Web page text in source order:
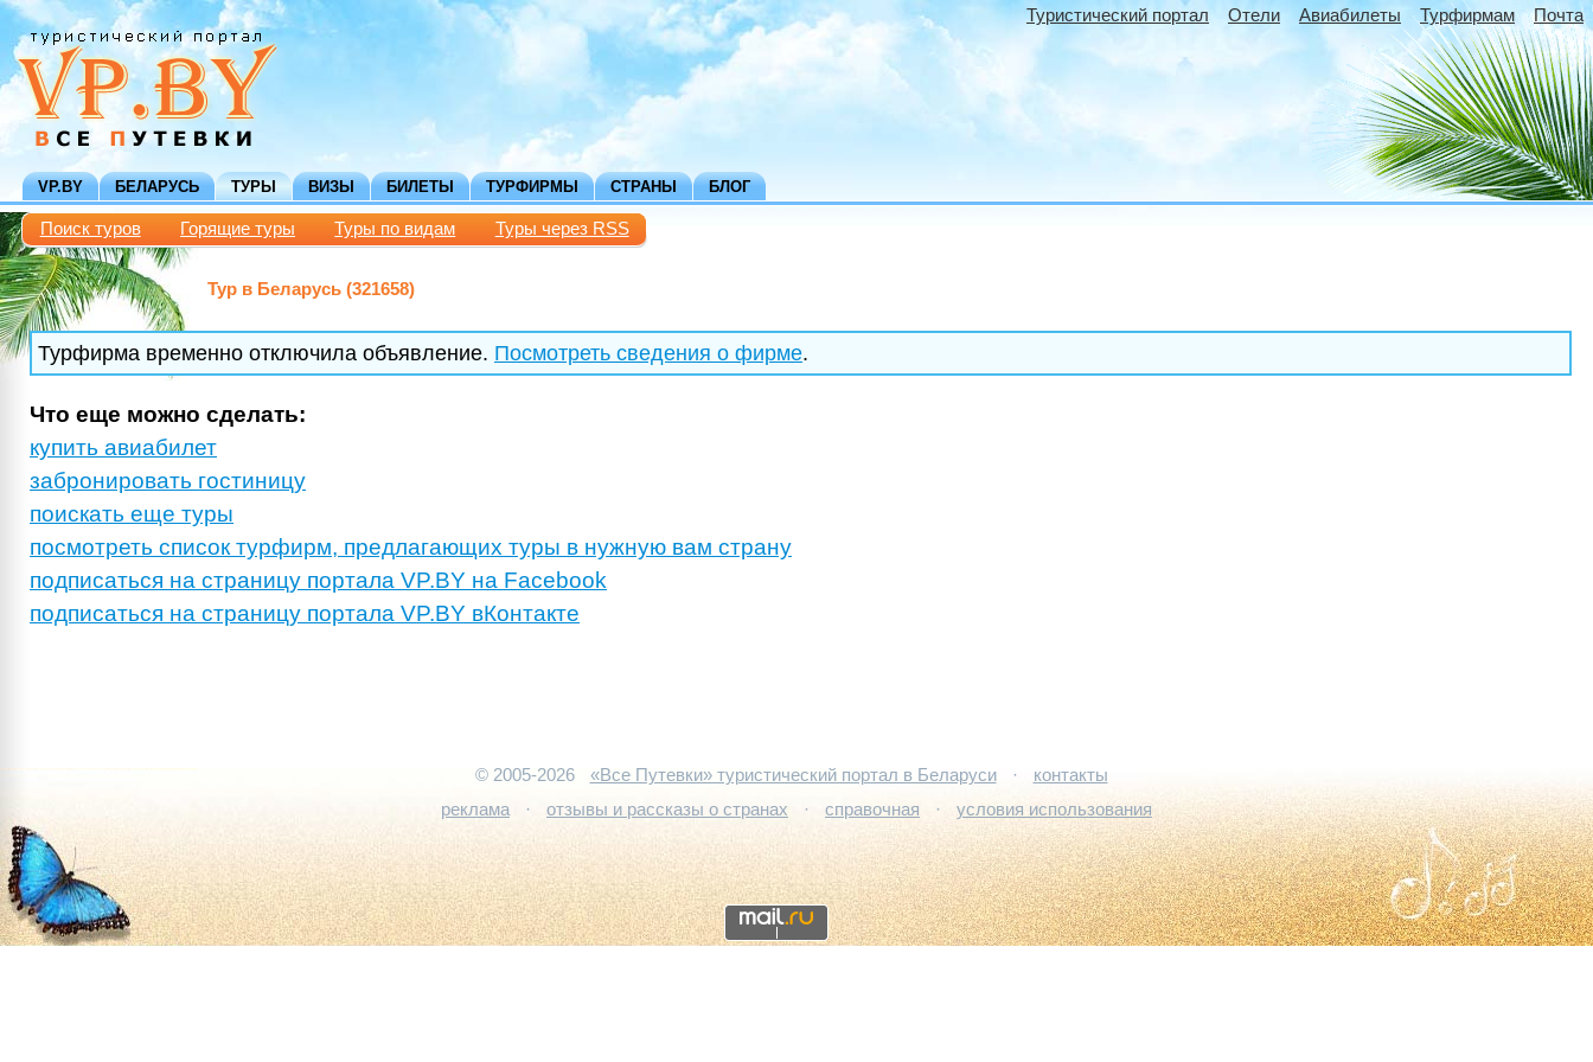
Туристический портал Отели Авиабилеты Турфирмам Почта
VP.BY БЕЛАРУСЬ ТУРЫ ВИЗЫ БИЛЕТЫ ТУРФИРМЫ СТРАНЫ БЛОГ
Поиск туров Горящие туры Туры по видам Туры через RSS
Тур в Беларусь (321658)
Турфирма временно отключила объявление. Посмотреть сведения о фирме.
Что еще можно сделать:
купить авиабилет
забронировать гостиницу
поискать еще туры
посмотреть список турфирм, предлагающих туры в нужную вам страну
подписаться на страницу портала VP.BY на Facebook
подписаться на страницу портала VP.BY вКонтакте
© 2005-2026 «Все Путевки» туристический портал в Беларуси ·
контакты
реклама
· отзывы и рассказы о странах · справочная · условия использования